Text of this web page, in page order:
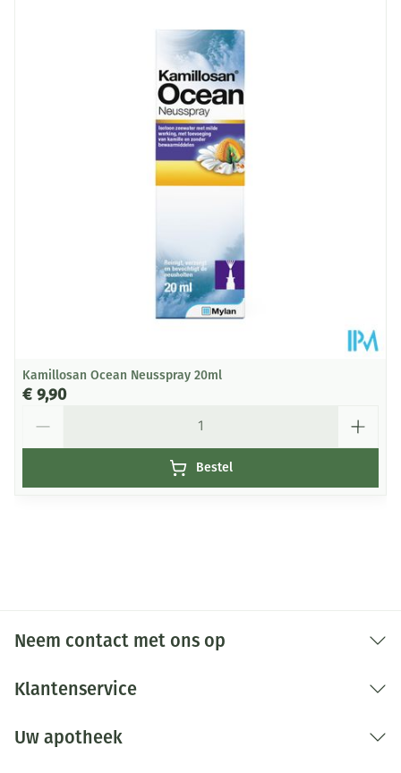
203 mm
53 mm
125
Kamertemperatuur (15°C -
25°C)
Kamillosan Ocean Neusspray 20ml
€ 9,90
Bestel
Neem contact met ons op
Klantenservice
Uw apotheek